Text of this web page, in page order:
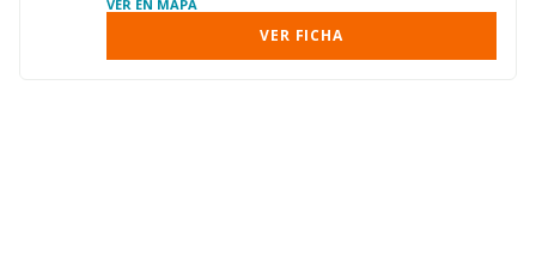
VER EN MAPA
VER FICHA